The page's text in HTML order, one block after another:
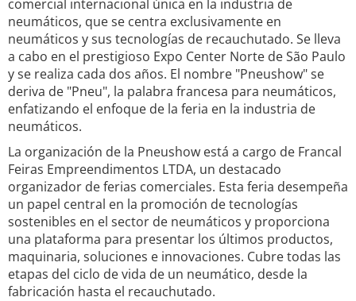
comercial internacional única en la industria de
neumáticos, que se centra exclusivamente en
neumáticos y sus tecnologías de recauchutado. Se lleva
a cabo en el prestigioso Expo Center Norte de São Paulo
y se realiza cada dos años. El nombre "Pneushow" se
deriva de "Pneu", la palabra francesa para neumáticos,
enfatizando el enfoque de la feria en la industria de
neumáticos.
La organización de la Pneushow está a cargo de Francal
Feiras Empreendimentos LTDA, un destacado
organizador de ferias comerciales. Esta feria desempeña
un papel central en la promoción de tecnologías
sostenibles en el sector de neumáticos y proporciona
una plataforma para presentar los últimos productos,
maquinaria, soluciones e innovaciones. Cubre todas las
etapas del ciclo de vida de un neumático, desde la
fabricación hasta el recauchutado.